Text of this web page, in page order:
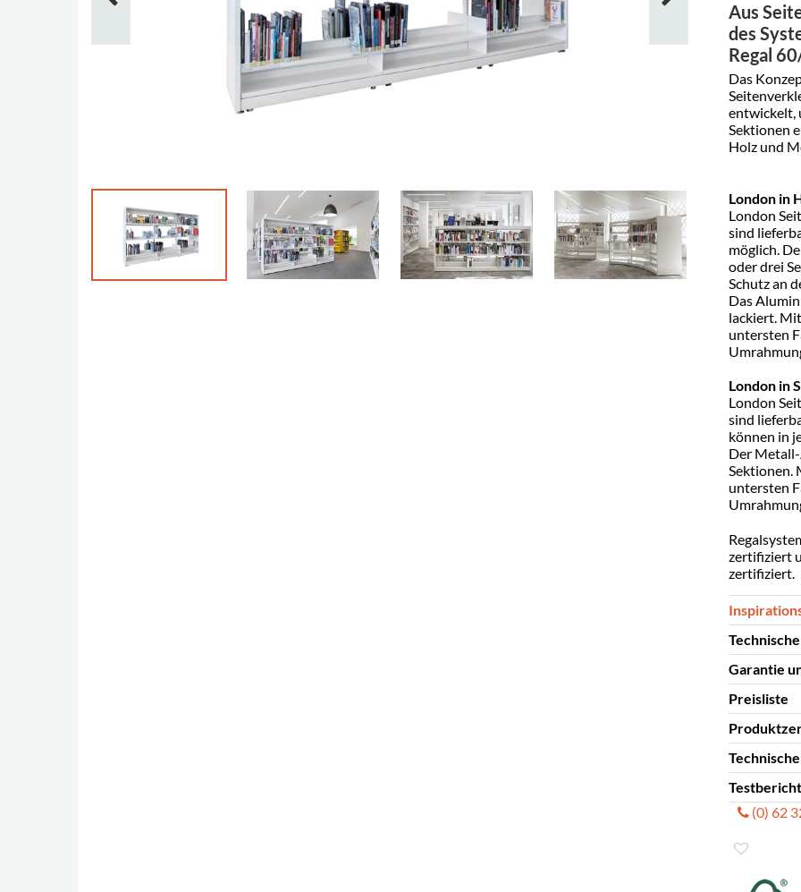
Aus
des
Regal
Das
entwickelt,
Sektionen
Holz und
London in
London
sind
möglich.
oder drei
Schutz an
Das
lackiert.
untersten
London in
London
sind
können in
Der
Sektionen.
untersten
zertifiziert
zertifiziert.
Material
Achsmaß
Regalhöhe
Garantie
Garantie
Preisliste
Preisliste
Testbericht
Testbericht
(0) 62